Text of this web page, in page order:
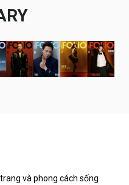
và phong cách sống